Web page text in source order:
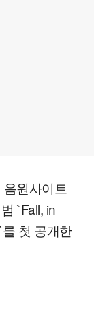
원사이트
`Fall, in
첫 공개한